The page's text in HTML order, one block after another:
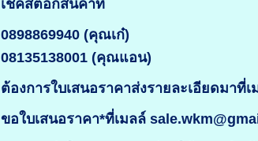
เช็คสต็อกสินค้าที่
0898869940 (คุณเก๋)
08135138001 (คุณแอน)
ต้องการใบเสนอราคาส่งรายละเอียดมาที่
ขอใบเสนอราคา*ที่เมลล์